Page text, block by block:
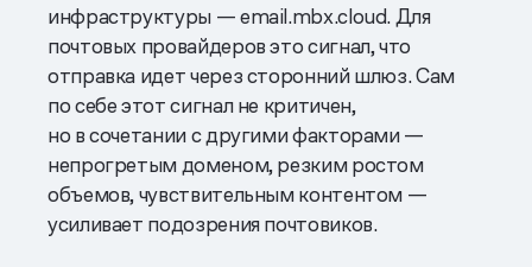
инфраструктуры — email.mbx.cloud. Для
почтовых провайдеров это сигнал, что
отправка идет через сторонний шлюз. Сам
по себе этот сигнал не критичен,
но в сочетании с другими факторами —
непрогретым доменом, резким ростом
объемов, чувствительным контентом —
усиливает подозрения почтовиков.